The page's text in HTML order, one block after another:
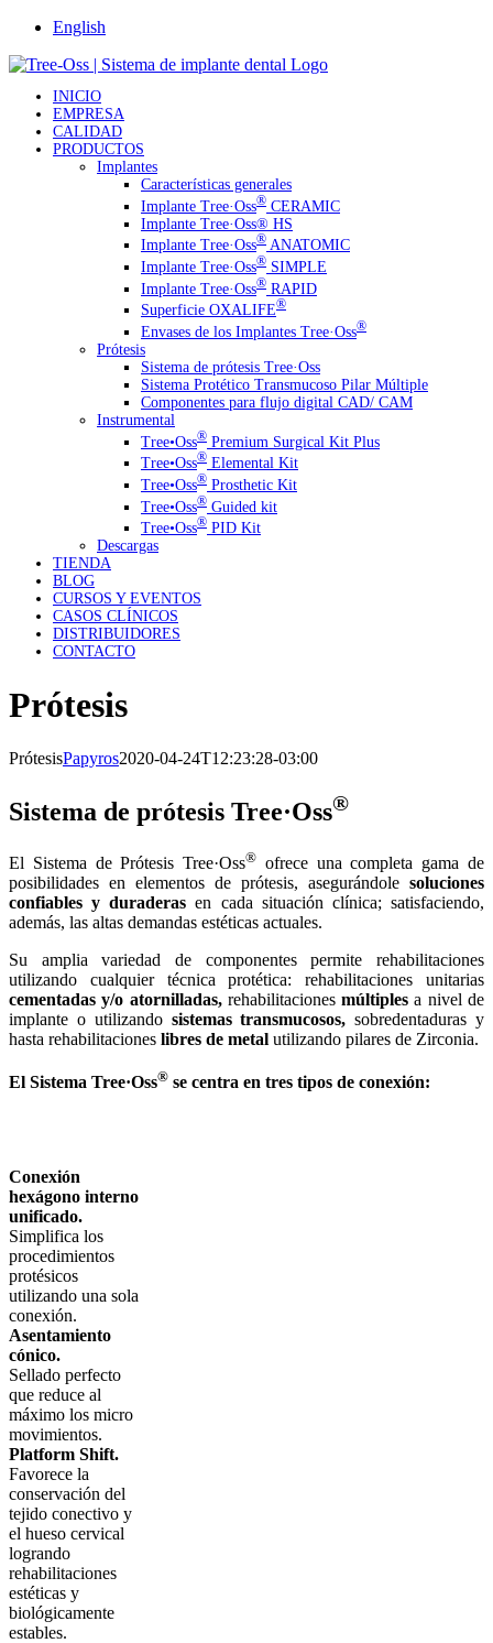
Skip
content
English
Facebook
Instagram
Twitter
Youtube
Email
INICIO
EMPRESA
CALIDAD
PRODUCTOS
Implantes
Características generales
Implante Tree·Oss® CERAMIC
Implante Tree·Oss® HS
Implante Tree·Oss® ANATOMIC
Implante Tree·Oss® SIMPLE
Implante Tree·Oss® RAPID
Superficie OXALIFE®
Envases de los Implantes Tree·Oss®
Prótesis
Sistema de prótesis Tree·Oss
Sistema Protético Transmucoso Pilar Múltiple
Componentes para flujo digital CAD/ CAM
Instrumental
Tree•Oss®️ Premium Surgical Kit Plus
Tree•Oss®️ Elemental Kit
Tree•Oss®️ Prosthetic Kit
Tree•Oss®️ Guided kit
Tree•Oss®️ PID Kit
Descargas
TIENDA
BLOG
CURSOS Y EVENTOS
CASOS CLÍNICOS
DISTRIBUIDORES
CONTACTO
Prótesis
PrótesisPapyros2020-04-24T12:23:28-03:00
Sistema de prótesis Tree·Oss®
El Sistema de Prótesis Tree·Oss® ofrece una completa gama de
posibilidades en elementos de prótesis, asegurándole soluciones
confiables y duraderas en cada situación clínica; satisfaciendo,
además, las altas demandas estéticas actuales.
Su amplia variedad de componentes permite rehabilitaciones
utilizando cualquier técnica protética: rehabilitaciones unitarias
cementadas y/o atornilladas,rehabilitacionesmúltiples a nivel de
implante o utilizando sistemas transmucosos, sobredentaduras y
hasta rehabilitaciones libres de metal utilizando pilares de Zirconia.
El Sistema Tree·Oss® se centra en tres tipos de conexión:
Conexión
hexágono interno
unificado.
Simplifica los
procedimientos
protésicos
utilizando una sola
conexión.
Asentamiento
cónico.
Sellado perfecto
que reduce al
máximo los micro
movimientos.
Platform Shift.
Favorece la
conservación del
tejido conectivo y
el hueso cervical
logrando
rehabilitaciones
estéticas y
biológicamente
estables.